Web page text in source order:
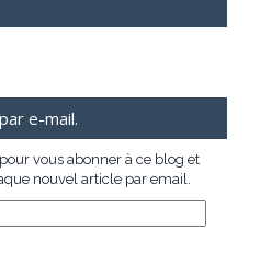
e-mail.
vous abonner à ce blog et
nouvel article par email.